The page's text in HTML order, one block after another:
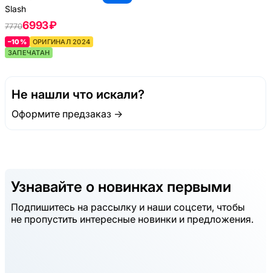
Slash
77706993 ₽
–10%
ОРИГИНАЛ 2024
ЗАПЕЧАТАН
Не нашли что искали?
Оформите предзаказ →
Узнавайте о новинках первыми
Подпишитесь на рассылку и наши соцсети, чтобы
не пропустить интересные новинки и предложения.